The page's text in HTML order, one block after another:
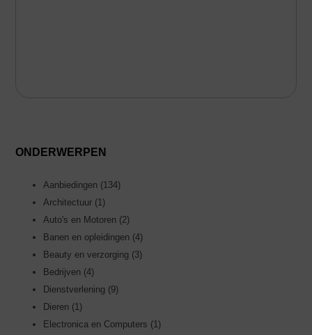
ONDERWERPEN
Aanbiedingen (134)
Architectuur (1)
Auto's en Motoren (2)
Banen en opleidingen (4)
Beauty en verzorging (3)
Bedrijven (4)
Dienstverlening (9)
Dieren (1)
Electronica en Computers (1)